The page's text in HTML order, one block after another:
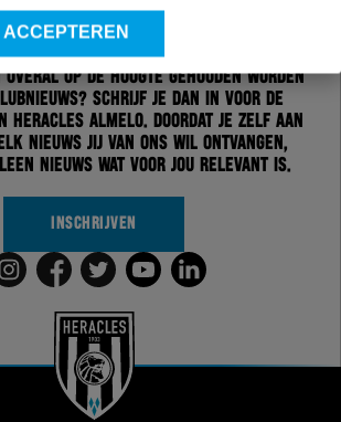
ACCEPTEREN
in voor onze nieuwsbrief
op de hoogte gehouden worden
Schrijf je dan in voor de
Heracles Almelo. Doordat je zelf aan
nieuws jij van ons wil ontvangen,
nieuws wat voor jou relevant is.
INSCHRIJVEN